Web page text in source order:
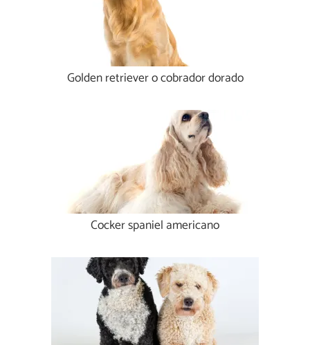
Golden retriever o cobrador dorado
Cocker spaniel americano